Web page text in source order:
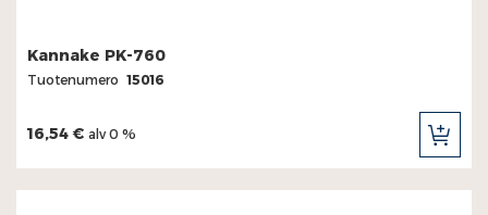
Kannake PK-760
Tuotenumero 15016
16,54 € alv 0 %